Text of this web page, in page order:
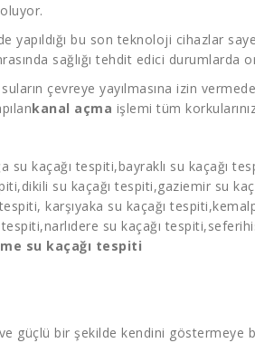
yapıldığı bu son teknoloji cihazlar
sağlığı tehdit edici durumlarda
çevreye yayılmasına izin
kanal açma işlemi tüm
su kaçağı tespiti,bayraklı su kaçağı
,dikili su kaçağı tespiti,gaziemir su
, karşıyaka su kaçağı tespiti
tespiti,narlıdere su kaçağı tespiti
su kaçağı tespiti
güçlü bir şekilde kendini göstermeye